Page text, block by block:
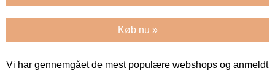
Køb nu »
Vi har gennemgået de mest populære webshops og anmeldt